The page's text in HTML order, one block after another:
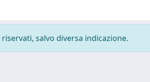
salvo diversa indicazione.